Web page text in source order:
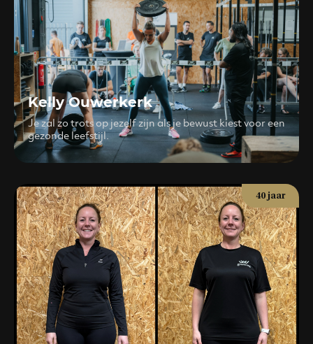
Kelly Ouwerkerk
Je zal zo trots op jezelf zijn als je bewust kiest voor een
gezonde leefstijl.
40 jaar